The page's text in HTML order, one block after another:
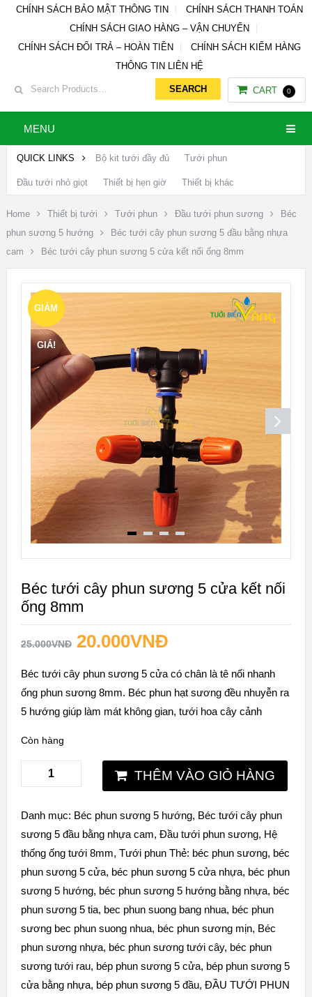
CHÍNH SÁCH BẢO MẬT THÔNG TIN
CHÍNH SÁCH THANH TOÁN
CHÍNH SÁCH GIAO HÀNG – VẬN CHUYỂN
CHÍNH SÁCH ĐỔI TRẢ – HOÀN TIỀN
CHÍNH SÁCH KIỂM HÀNG
THÔNG TIN LIÊN HỆ
CART 0
MENU
QUICK LINKS Bộ kit tưới đầy đủ Tưới phun
Đầu tưới nhỏ giọt Thiết bị hẹn giờ Thiết bị khác
Home Thiết bị tưới Tưới phun Đầu tưới phun sương
Béc
phun sương 5 hướng
Béc tưới cây phun sương 5 đầu bằng nhựa
cam
Béc tưới cây phun sương 5 cửa kết nối ống 8mm
GIẢM
GIÁ!
Béc tưới cây phun sương 5 cửa kết nối
ống 8mm
25.000VNĐ 20.000VNĐ
Béc tưới cây phun sương 5 cửa có chân là tê nối nhanh
ống phun sương 8mm. Béc phun hạt sương đều nhuyễn ra
5 hướng giúp làm mát không gian, tưới hoa cây cảnh
Còn hàng
THÊM VÀO GIỎ HÀNG
Danh mục: Béc phun sương 5 hướng, Béc tưới cây phun
sương 5 đầu bằng nhựa cam, Đầu tưới phun sương, Hệ
thống ống tưới 8mm, Tưới phun Thẻ: béc phun sương, béc
phun sương 5 cửa, béc phun sương 5 cửa nhựa, béc phun
sương 5 hướng, béc phun sương 5 hướng bằng nhựa, béc
phun sương 5 tia, bec phun suong bang nhua, béc phun
sương bec phun suong nhua, béc phun sương mịn, Béc
phun sương nhựa, béc phun sương tưới cây, béc phun
sương tưới rau, bép phun sương 5 cửa, bép phun sương 5
cửa bằng nhựa, bép phun sương 5 đầu, ĐẦU TƯỚI PHUN